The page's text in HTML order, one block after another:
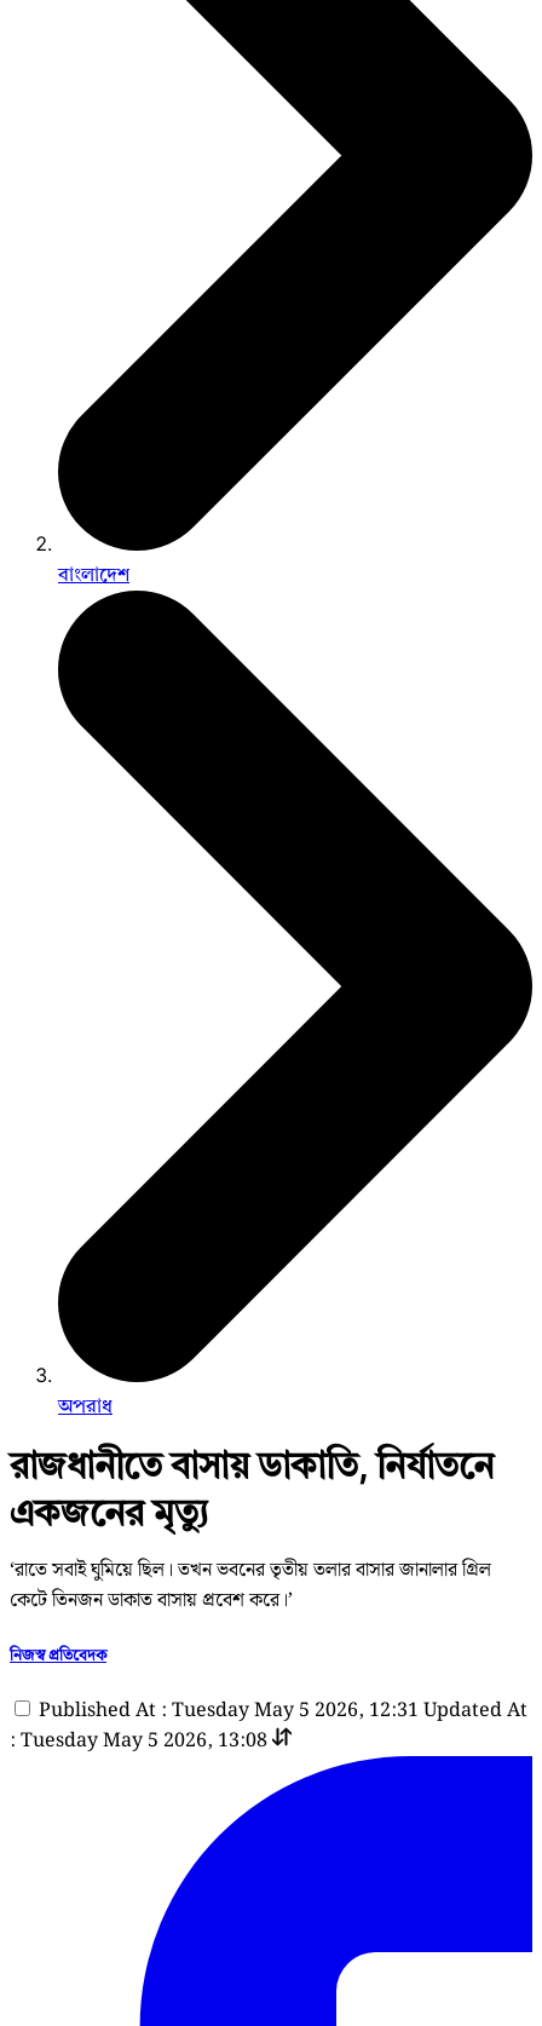
বাংলাদেশ
অপরাধ
রাজধানীতে বাসায় ডাকাতি, নির্যাতনে
একজনের মৃত্যু
‘রাতে সবাই ঘুমিয়ে ছিল। তখন ভবনের তৃতীয় তলার বাসার জানালার গ্রিল
কেটে তিনজন ডাকাত বাসায় প্রবেশ করে।’
নিজস্ব প্রতিবেদক
Published At : Tuesday May 5 2026, 12:31 Updated At
: Tuesday May 5 2026, 13:08